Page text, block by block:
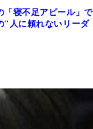
寝不足アピール」で
"人に頼れないリーダ